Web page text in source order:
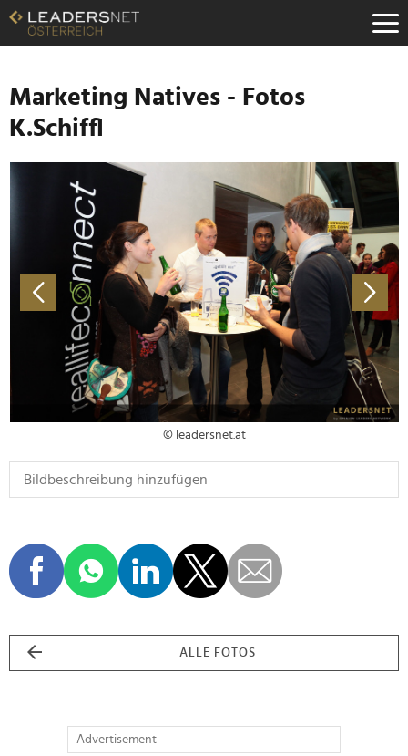
Zum
Inhalt
Zur
Navigation
Zur
Hauptnavigation
Marketing Natives - Fotos
K.Schiffl
© leadersnet.at
ALLE FOTOS
Advertisement